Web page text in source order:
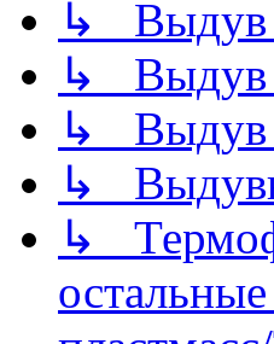
↳ Выдув
↳ Выдув
↳ Выдув
↳
↳